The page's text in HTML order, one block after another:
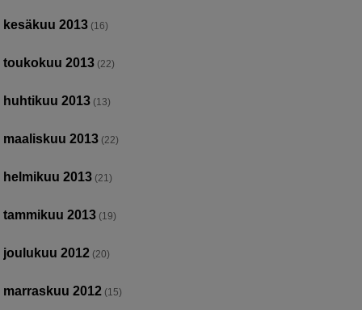
kesäkuu 2013 (16)
toukokuu 2013 (22)
huhtikuu 2013 (13)
maaliskuu 2013 (22)
helmikuu 2013 (21)
tammikuu 2013 (19)
joulukuu 2012 (20)
marraskuu 2012 (15)